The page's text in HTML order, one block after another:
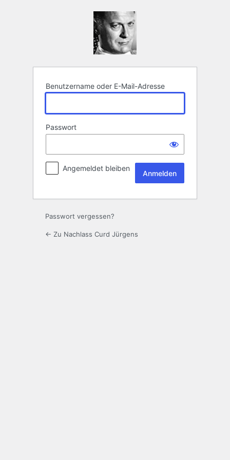
Benutzername oder E-Mail-Adresse
Passwort
Angemeldet bleiben
Passwort vergessen?
← Zu Nachlass Curd Jürgens